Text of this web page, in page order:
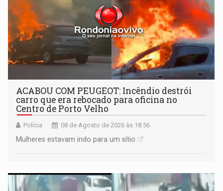
ACABOU COM PEUGEOT: Incêndio destrói
carro que era rebocado para oficina no
Centro de Porto Velho
Polícia 08 de Agosto de 2026 às 18:56
Mulheres estavam indo para um sítio